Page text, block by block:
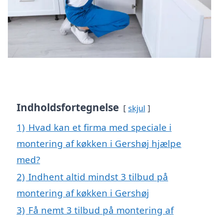
Indholdsfortegnelse skjul
1) Hvad kan et firma med speciale i
montering af køkken i Gershøj hjælpe
med?
2) Indhent altid mindst 3 tilbud på
montering af køkken i Gershøj
3) Få nemt 3 tilbud på montering af